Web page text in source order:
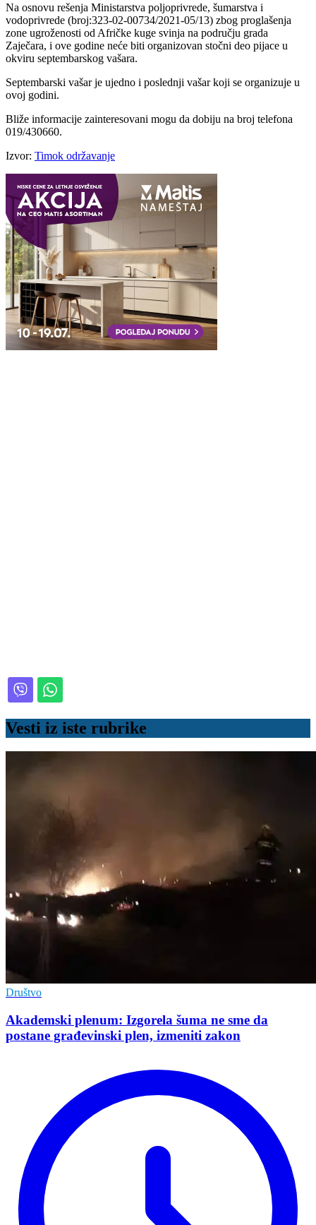
Na osnovu rešenja Ministarstva poljoprivrede, šumarstva i
vodoprivrede (broj:323-02-00734/2021-05/13) zbog proglašenja
zone ugroženosti od Afričke kuge svinja na području grada
Zaječara, i ove godine neće biti organizovan stočni deo pijace u
okviru septembarskog vašara.
Septembarski vašar je ujedno i poslednji vašar koji se organizuje u
ovoj godini.
Bliže informacije zainteresovani mogu da dobiju na broj telefona
019/430660.
Izvor: Timok održavanje
Vesti iz iste rubrike
Društvo
Akademski plenum: Izgorela šuma ne sme da
postane građevinski plen, izmeniti zakon